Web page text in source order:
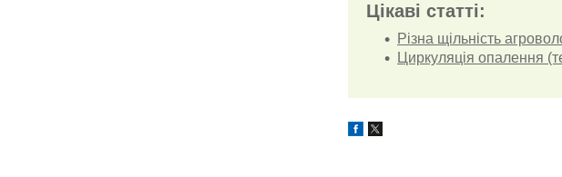
Цікаві статті:
Різна щільність
Циркуляція опалення